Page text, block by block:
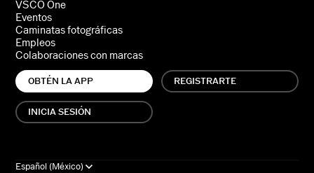
VSCO One
Eventos
Caminatas fotográficas
Empleos
Colaboraciones con marcas
OBTÉN LA APP REGISTRARTE
INICIA SESIÓN
Español (México)